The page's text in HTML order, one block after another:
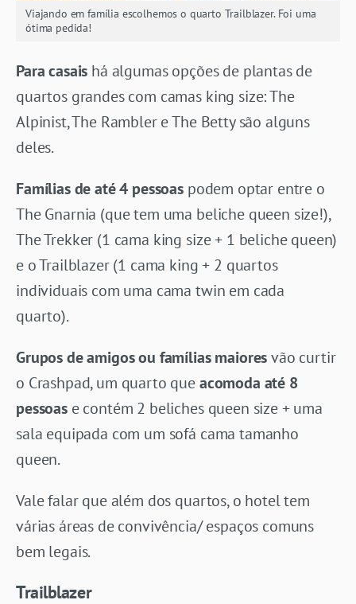
Viajando em família escolhemos o quarto Trailblazer. Foi uma
ótima pedida!
Para casais há algumas opções de plantas de
quartos grandes com camas king size: The
Alpinist, The Rambler e The Betty são alguns
deles.
Famílias de até 4 pessoas podem optar entre o
The Gnarnia (que tem uma beliche queen size!),
The Trekker (1 cama king size + 1 beliche queen)
e o Trailblazer (1 cama king + 2 quartos
individuais com uma cama twin em cada
quarto).
Grupos de amigos ou famílias maioresvão curtir
o Crashpad, um quarto queacomoda até 8
pessoas e contém 2 beliches queen size + uma
sala equipada com um sofá cama tamanho
queen.
Vale falar que além dos quartos, o hotel tem
várias áreas de convivência/ espaços comuns
bem legais.
Trailblazer